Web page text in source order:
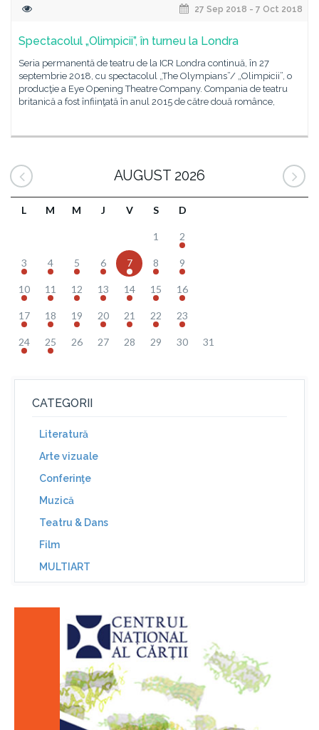
27 Sep 2018 - 7 Oct 2018
Spectacolul „Olimpicii”, în turneu la Londra
Seria permanentă de teatru de la ICR Londra continuă, în 27
septembrie 2018, cu spectacolul „The Olympians”/ „Olimpicii”, o
producţie a Eye Opening Theatre Company. Compania de teatru
britanică a fost înfiinţată în anul 2015 de către două românce,
AUGUST 2026
L M M J V S D
1 2
3 4 5 6 7 8 9
10 11 12 13 14 15 16
17 18 19 20 21 22 23
24 25 26 27 28 29 30 31
CATEGORII
Literatură
Arte vizuale
Conferinţe
Muzică
Teatru & Dans
Film
MULTIART